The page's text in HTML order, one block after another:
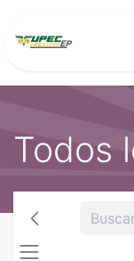
Todos